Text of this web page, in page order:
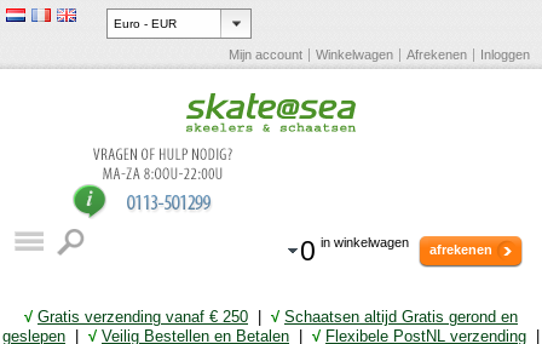
Mijn account Winkelwagen Afrekenen Inloggen
0 in winkelwagen afrekenen
√ Gratis verzending vanaf € 250 √ Schaatsen altijd Gratis gerond en
geslepen
√ Veilig Bestellen en Betalen √ Flexibele PostNL verzending